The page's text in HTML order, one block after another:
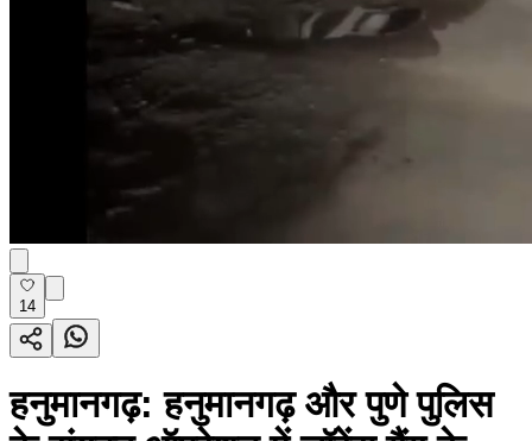
14
हनुमानगढ़: हनुमानगढ़ और पुणे पुलिस